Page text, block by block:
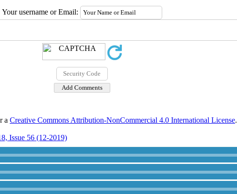
Your username or Email:
a Creative Commons Attribution-NonCommercial 4.0 International License.
Issue 56 (12-2019)